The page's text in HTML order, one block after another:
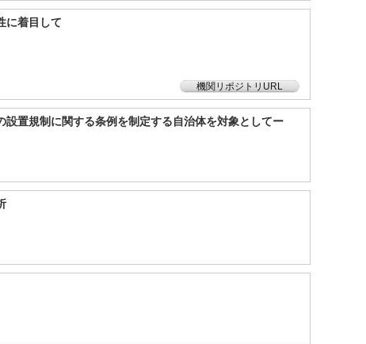
に着目して
機関リポジトリURL
置規制に関する条例を制定する自治体を対象としてー